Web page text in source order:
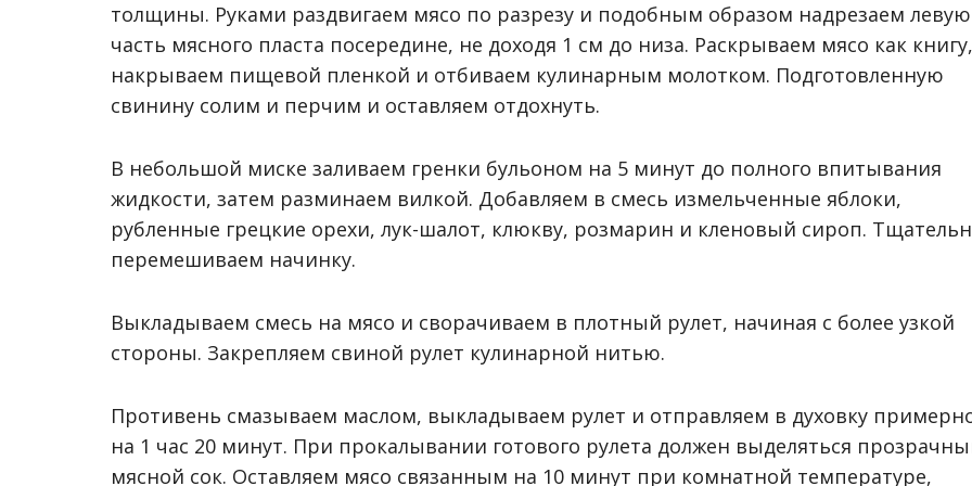
толщины. Руками раздвигаем мясо по разрезу и подобным образом надрезаем левую
часть мясного пласта посередине, не доходя 1 см до низа. Раскрываем мясо как книгу,
накрываем пищевой пленкой и отбиваем кулинарным молотком. Подготовленную
свинину солим и перчим и оставляем отдохнуть.
В небольшой миске заливаем гренки бульоном на 5 минут до полного впитывания
жидкости, затем разминаем вилкой. Добавляем в смесь измельченные яблоки,
рубленные грецкие орехи, лук-шалот, клюкву, розмарин и кленовый сироп.
перемешиваем начинку.
Выкладываем смесь на мясо и сворачиваем в плотный рулет, начиная с более узкой
стороны. Закрепляем свиной рулет кулинарной нитью.
Противень смазываем маслом, выкладываем рулет и отправляем в духовку
на 1 час 20 минут. При прокалывании готового рулета должен выделяться
мясной сок. Оставляем мясо связанным на 10 минут при комнатной температуре,